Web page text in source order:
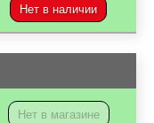
Нет в наличии
Нет в магазине